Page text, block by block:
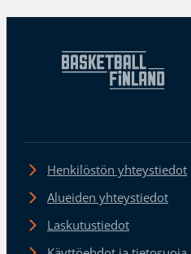
Henkilöstön yhteystiedot
Alueiden yhteystiedot
Laskutustiedot